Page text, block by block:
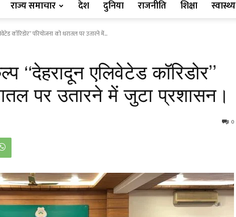
राज्य समाचार देश दुनिया राजनीति शिक्षा स्वास्थ्य
कॉरिडोर’’ परियोजना को धरातल पर उतारने में...
एलिवेटेड कॉरिडोर’’
पर उतारने में जुटा प्रशासन।
0